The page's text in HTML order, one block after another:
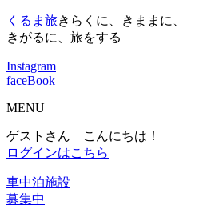
くるま旅きらくに、きままに、
きがるに、旅をする
Instagram
faceBook
MENU
ゲストさん こんにちは！
ログインはこちら
車中泊施設
募集中